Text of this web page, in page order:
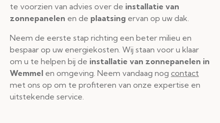
te voorzien van advies over de installatie van
zonnepanelen en de plaatsing ervan op uw dak.
Neem de eerste stap richting een beter milieu en
bespaar op uw energiekosten. Wij staan voor u klaar
om u te helpen bij de installatie van zonnepanelen in
Wemmel en omgeving. Neem vandaag nog contact
met ons op om te profiteren van onze expertise en
uitstekende service.